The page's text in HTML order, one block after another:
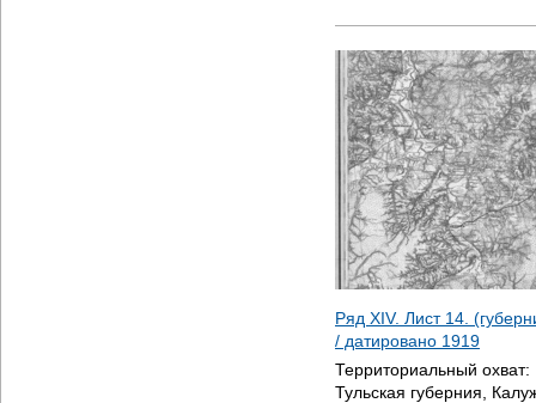
Ряд XIV. Лист 14.
/ датировано 1919
Территориальный охват:
Тульская губерния,